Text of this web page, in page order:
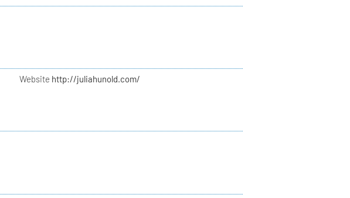
Website http://juliahunold.com/